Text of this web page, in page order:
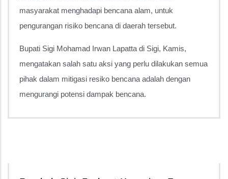
masyarakat menghadapi bencana alam, untuk
pengurangan risiko bencana di daerah tersebut.
Bupati Sigi Mohamad Irwan Lapatta di Sigi, Kamis,
mengatakan salah satu aksi yang perlu dilakukan semua
pihak dalam mitigasi resiko bencana adalah dengan
mengurangi potensi dampak bencana.